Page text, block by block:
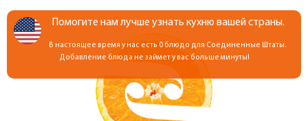
Помогите нам лучше узнать кухню вашей страны.
В настоящее время у нас есть 0 блюдо для Соединенные Штаты.
Добавление блюда не займет у вас больше минуты!